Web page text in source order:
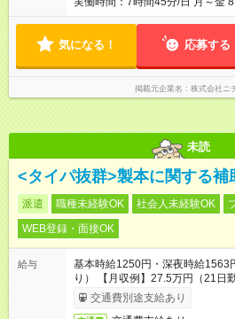
タイム
気になる！ 応募する
掲載元企業名 株式会社ニ
未読
<タイパ抜群>製本に関する補
派遣 職種未経験OK 社会人未経験OK
WEB登録・面接OK
給与
基本時給1250円・深夜時給
り） 【月収例】27.5万円（21日
交通費別途支給あり